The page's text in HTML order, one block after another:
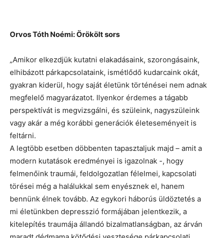
Orvos Tóth Noémi: Örökölt sors
„Amikor elkezdjük kutatni elakadásaink, szorongásaink,
elhibázott párkapcsolataink, ismétlődő kudarcaink okát,
gyakran kiderül, hogy saját életünk történései nem adnak
megfelelő magyarázatot. Ilyenkor érdemes a tágabb
perspektívát is megvizsgálni, és szüleink, nagyszüleink
vagy akár a még korábbi generációk életeseményeit is
feltárni.
A legtöbb esetben döbbenten tapasztaljuk majd – amit a
modern kutatások eredményei is igazolnak -, hogy
felmenőink traumái, feldolgozatlan félelmei, kapcsolati
törései még a halálukkal sem enyésznek el, hanem
bennünk élnek tovább. Az egykori háborús üldöztetés a
mi életünkben depresszió formájában jelentkezik, a
kitelepítés traumája állandó bizalmatlanságban, az árván